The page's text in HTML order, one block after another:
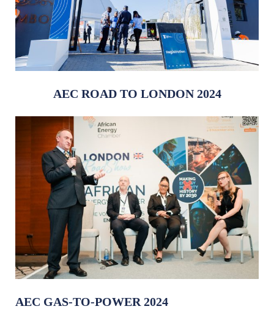
AEC ROAD TO LONDON 2024
AEC GAS-TO-POWER 2024